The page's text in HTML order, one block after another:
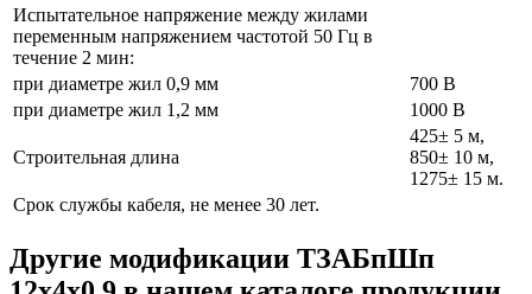
Испытательное напряжение между жилами
переменным напряжением частотой 50 Гц в
течение 2 мин:
при диаметре жил 0,9 мм
700 В
при диаметре жил 1,2 мм
1000 В
Строительная длина
425± 5 м,
850± 10 м,
1275± 15 м.
Срок службы кабеля, не менее 30 лет.
Другие модификации ТЗАБпШп